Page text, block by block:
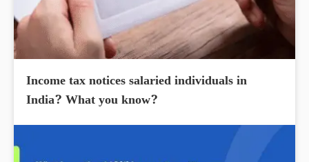
Income tax notices salaried individuals in
India? What you know?